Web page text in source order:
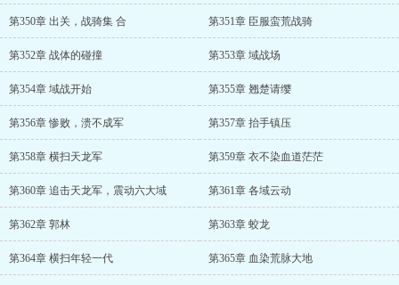
第350章 出关，战骑集 合 第351章 臣服蛮荒战骑
第352章 战体的碰撞 第353章 域战场
第354章 域战开始 第355章 翘楚请缨
第356章 惨败，溃不成军 第357章 抬手镇压
第358章 横扫天龙军 第359章 衣不染血道茫茫
第360章 追击天龙军，震动六大域 第361章 各域云动
第362章 郭林 第363章 蛟龙
第364章 横扫年轻一代 第365章 血染荒脉大地